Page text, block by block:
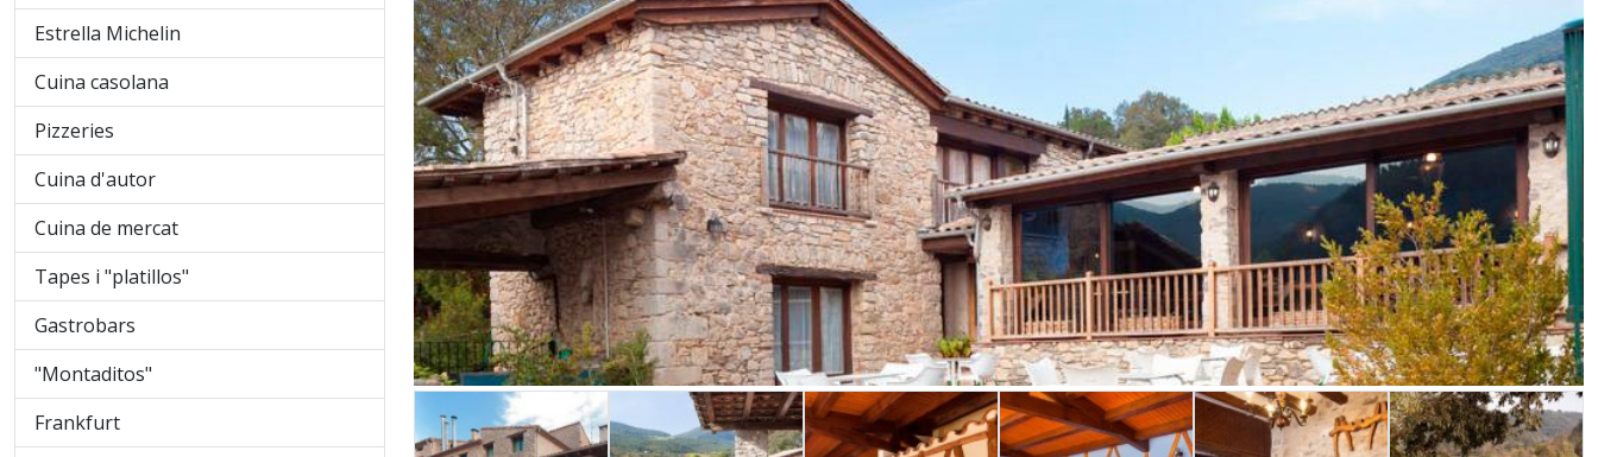
Estrella Michelin
Cuina casolana
Pizzeries
Cuina d'autor
Cuina de mercat
Tapes i "platillos"
Gastrobars
"Montaditos"
Frankfurt